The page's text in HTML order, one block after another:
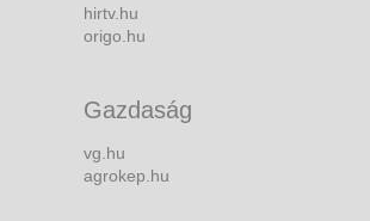
hirtv.hu
origo.hu
Gazdaság
vg.hu
agrokep.hu